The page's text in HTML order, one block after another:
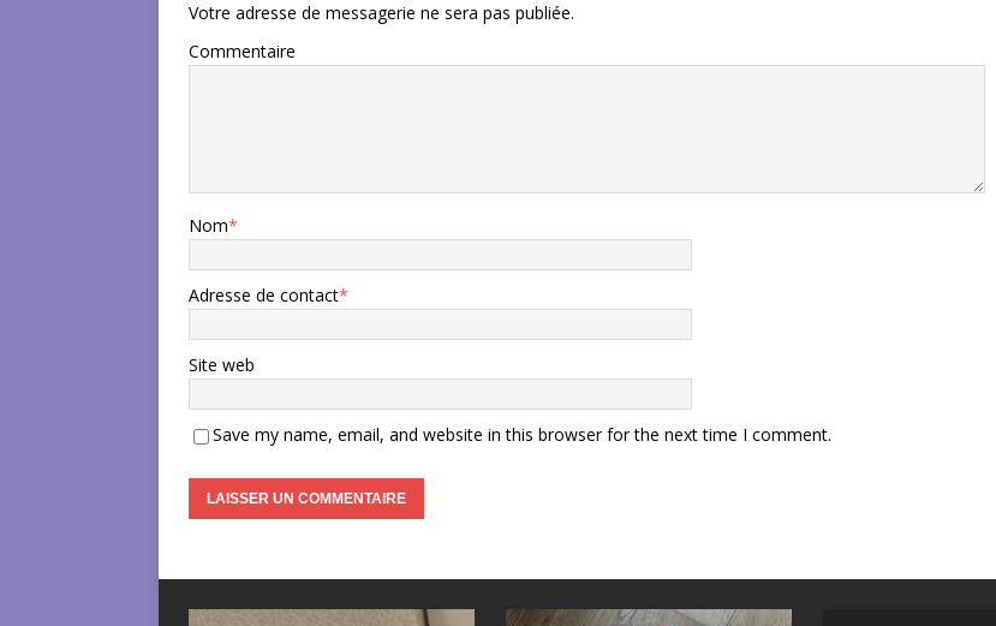
Votre adresse de messagerie ne sera pas publiée.
Commentaire
Nom*
Adresse de contact*
Site web
Save my name, email, and website in this browser for the next time I comment.